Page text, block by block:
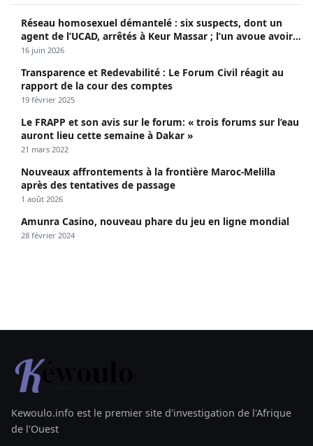
Réseau homosexuel démantelé : six suspects, dont un
agent de l’UCAD, arrêtés à Keur Massar ; l’un avoue avoir
propagé le VIH depuis 2018
16 juin 2026
Transparence et Redevabilité : Le Forum Civil réagit au
rapport de la cour des comptes
19 février 2025
Le FRAPP et son avis sur le forum: « trois forums sur l’eau
auront lieu cette semaine à Dakar »
21 mars 2022
Nouveaux affrontements à la frontière Maroc-Melilla
après des tentatives de passage
1 août 2026
Amunra Casino, nouveau phare du jeu en ligne mondial
28 février 2024
Kewoulo.info est le premier site d'investigation de l'Afrique
de l'Ouest